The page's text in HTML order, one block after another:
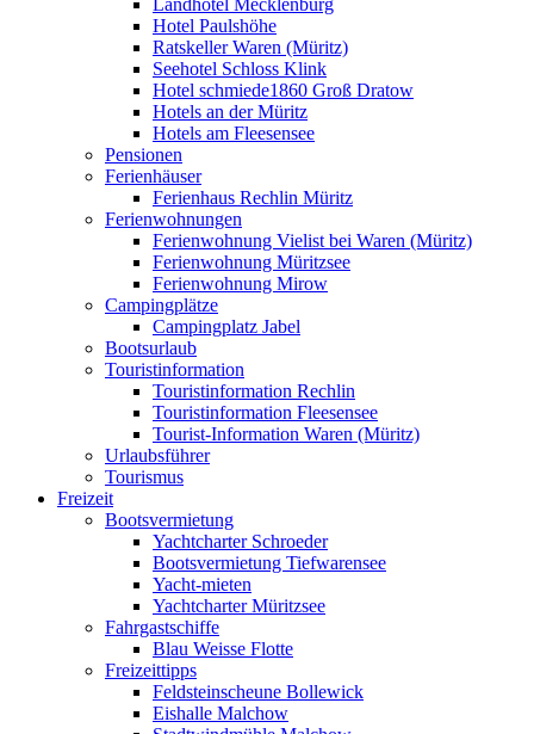
Hotel Paulshöhe
Ratskeller Waren (Müritz)
Seehotel Schloss Klink
Hotel schmiede1860 Groß Dratow
Hotels an der Müritz
Hotels am Fleesensee
Pensionen
Ferienhäuser
Ferienhaus Rechlin Müritz
Ferienwohnungen
Ferienwohnung Vielist bei Waren (Müritz)
Ferienwohnung Müritzsee
Ferienwohnung Mirow
Campingplätze
Campingplatz Jabel
Bootsurlaub
Touristinformation
Touristinformation Rechlin
Touristinformation Fleesensee
Tourist-Information Waren (Müritz)
Urlaubsführer
Tourismus
Freizeit
Bootsvermietung
Yachtcharter Schroeder
Bootsvermietung Tiefwarensee
Yacht-mieten
Yachtcharter Müritzsee
Fahrgastschiffe
Blau Weisse Flotte
Freizeittipps
Feldsteinscheune Bollewick
Eishalle Malchow